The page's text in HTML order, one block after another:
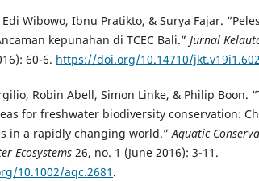
Wibowo, Ibnu Pratikto, & Surya Fajar.
kepunahan di TCEC Bali.” Jurnal
60-6. https://doi.org/10.14710/jkt.v19i1.602
Robin Abell, Simon Linke, & Philip Boon.
for freshwater biodiversity conservation:
in a rapidly changing world.” Aquatic
Ecosystems 26, no. 1 (June 2016): 3-11.
10.1002/aqc.2681 .